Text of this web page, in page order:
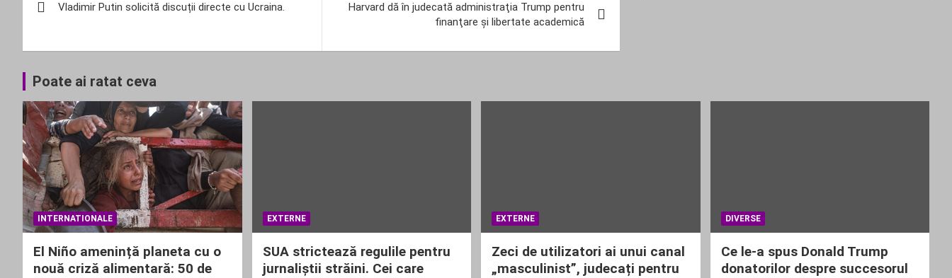
în
articole
Vladimir Putin solicită discuții directe cu Ucraina.
Harvard dă în judecată administraţia Trump pentru
finanţare şi libertate academică
Poate ai ratat ceva
INTERNATIONALE
El Niño amenință planeta cu o
nouă criză alimentară: 50 de
EXTERNE
SUA strictează regulile pentru
jurnaliștii străini. Cei care
EXTERNE
Zeci de utilizatori ai unui canal
„masculinist”, judecați pentru
DIVERSE
Ce le-a spus Donald Trump
donatorilor despre succesorul